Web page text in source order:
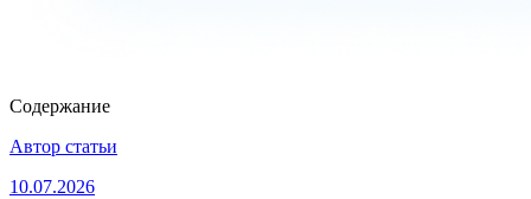
Содержание
Автор статьи
10.07.2026